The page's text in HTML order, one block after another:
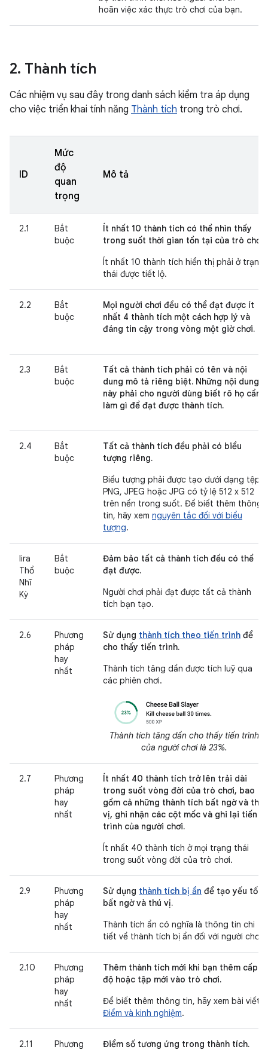
hoãn việc xác thực trò chơi của bạn.
2. Thành tích
Các nhiệm vụ sau đây trong danh sách kiểm tra áp dụng
cho việc triển khai tính năng Thành tích trong trò chơi.
ID
Mức
độ
quan
trọng
Mô tả
2.1
Bắt
buộc
Ít nhất 10 thành tích có thể nhìn thấy
trong suốt thời gian tồn tại của trò chơi.
Ít nhất 10 thành tích hiển thị phải ở trạng
thái được tiết lộ.
2.2
Bắt
buộc
Mọi người chơi đều có thể đạt được ít
nhất 4 thành tích một cách hợp lý và
đáng tin cậy trong vòng một giờ chơi.
2.3
Bắt
buộc
Tất cả thành tích phải có tên và nội
dung mô tả riêng biệt. Những nội dung
này phải cho người dùng biết rõ họ cần
làm gì để đạt được thành tích.
2.4
Bắt
buộc
Tất cả thành tích đều phải có biểu
tượng riêng.
Biểu tượng phải được tạo dưới dạng tệp
PNG, JPEG hoặc JPG có tỷ lệ 512 x 512
trên nền trong suốt. Để biết thêm thông
tin, hãy xem nguyên tắc đối với biểu
tượng.
lira
Thổ
Nhĩ
Kỳ
Bắt
buộc
Đảm bảo tất cả thành tích đều có thể
đạt được.
Người chơi phải đạt được tất cả thành
tích bạn tạo.
2.6
Phương
pháp
hay
nhất
Sử dụng thành tích theo tiến trình để
cho thấy tiến trình.
Thành tích tăng dần được tích luỹ qua
các phiên chơi.
Thành tích tăng dần cho thấy tiến trình
của người chơi là 23%.
2.7
Phương
pháp
hay
nhất
Ít nhất 40 thành tích trở lên trải dài
trong suốt vòng đời của trò chơi, bao
gồm cả những thành tích bất ngờ và thú
vị, ghi nhận các cột mốc và ghi lại tiến
trình của người chơi.
Ít nhất 40 thành tích ở mọi trạng thái
trong suốt vòng đời của trò chơi.
2.9
Phương
pháp
hay
nhất
Sử dụng thành tích bị ẩn để tạo yếu tố
bất ngờ và thú vị.
Thành tích ẩn có nghĩa là thông tin chi
tiết về thành tích bị ẩn đối với người chơi.
2.10
Phương
pháp
hay
nhất
Thêm thành tích mới khi bạn thêm cấp
độ hoặc tập mới vào trò chơi.
Để biết thêm thông tin, hãy xem bài viết
Điểm và kinh nghiệm.
2.11
Phương
Điểm số tương ứng trong thành tích.